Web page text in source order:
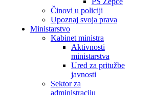
Činovi u policiji
Upoznaj svoja prava
Ministarstvo
Kabinet ministra
Aktivnosti
ministarstva
Ured za pritužbe
javnosti
Sektor za
administraciju